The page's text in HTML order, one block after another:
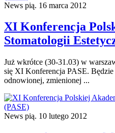
News pią. 16 marca 2012
XI Konferencja
Stomatologii
Już wkrótce (30-31.03) w
się XI Konferencja PASE.
odnowionej, zmienionej ...
News pią. 10 lutego 2012